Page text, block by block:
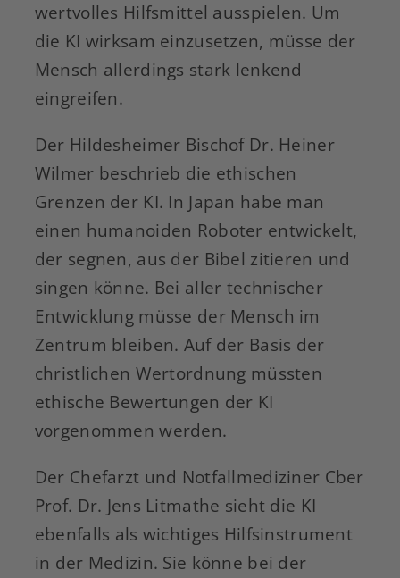
wertvolles Hilfsmittel ausspielen. Um
die KI wirksam einzusetzen, müsse der
Mensch allerdings stark lenkend
eingreifen.
Der Hildesheimer Bischof Dr. Heiner
Wilmer beschrieb die ethischen
Grenzen der KI. In Japan habe man
einen humanoiden Roboter entwickelt,
der segnen, aus der Bibel zitieren und
singen könne. Bei aller technischer
Entwicklung müsse der Mensch im
Zentrum bleiben. Auf der Basis der
christlichen Wertordnung müssten
ethische Bewertungen der KI
vorgenommen werden.
Der Chefarzt und Notfallmediziner Cber
Prof. Dr. Jens Litmathe sieht die KI
ebenfalls als wichtiges Hilfsinstrument
in der Medizin. Sie könne bei der